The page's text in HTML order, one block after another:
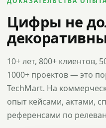
Цифры не
10+ лет, 800+ клиентов,
1000+ проектов — это
TechMart. На
опыт кейсами, актами,
референсами по